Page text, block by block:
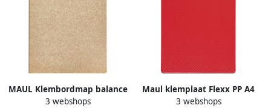
MAUL Klembordmap balance
A4 staand sterk 3mm karton
3 webshops
Maul klemplaat Flexx PP A4
staand rood
3 webshops